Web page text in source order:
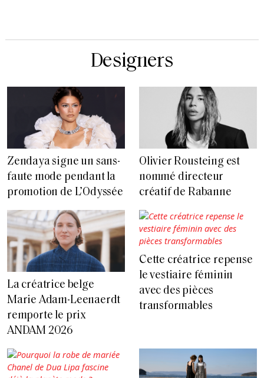
Designers
Zendaya signe un sans-
faute mode pendant la
promotion de L’Odyssée
Olivier Rousteing est
nommé directeur
créatif de Rabanne
La créatrice belge
Marie Adam-Leenaerdt
remporte le prix
ANDAM 2026
Cette créatrice repense
le vestiaire féminin
avec des pièces
transformables